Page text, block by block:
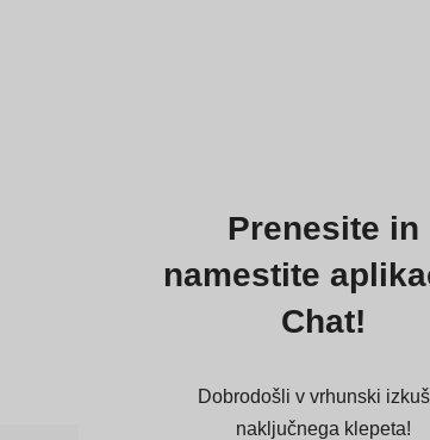
Prenesite in
namestite
Chat!
Dobrodošli v vrhunski
naključnega klepeta!